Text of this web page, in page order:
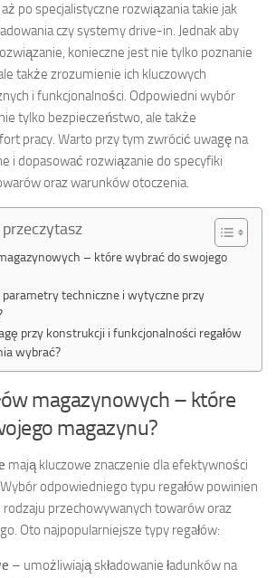
po specjalistyczne rozwiązania takie jak
czy systemy drive-in. Jednak aby
konieczne jest nie tylko poznanie
także zrozumienie ich kluczowych
i funkcjonalności. Odpowiedni wybór
tylko bezpieczeństwo, ale także
pracy. Warto przy tym zwrócić uwagę na
i dopasować rozwiązanie do specyfiki
oraz warunków otoczenia.
– które wybrać do swojego
parametry techniczne i wytyczne przy
przy konstrukcji i funkcjonalności regałów
wybrać?
magazynowych – które
magazynu?
mają kluczowe znaczenie dla efektywności
odpowiedniego typu regałów powinien
przechowywanych towarów oraz
Oto najpopularniejsze typy regałów:
– umożliwiają składowanie ładunków na